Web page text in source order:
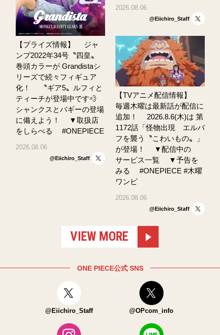
2026.08.06
@Eiichiro_Staff
【プライズ情報】 ⠀ ジャ
ンプ2022年34号〝四皇〟
巻頭カラーが Grandistaシ
リーズで続々フィギュア
化！ ⠀ 〝ギア5〟ルフィと
ティーチが登場中です💨
シャンクスとバギーの登場
に備えよう！ ⠀ ▼取扱店
をしらべる ⠀ #ONEPIECE
2026.08.06
@Eiichiro_Staff
【TVアニメ配信情報】 ⠀
毎週木曜は最新話が配信に
追加！ ⠀ 2026.8.6(木)は 第
1172話「怪物出現 エルバ
フを襲う〝こわいもの〟」
が登場！ ⠀ ▼配信中の
サービス一覧 ⠀ ▼予告を
みる ⠀ #ONEPIECE #木曜
ワンピ
2026.08.06
@Eiichiro_Staff
VIEW MORE
ONE PIECE公式 SNS
@Eiichiro_Staff @OPcom_info